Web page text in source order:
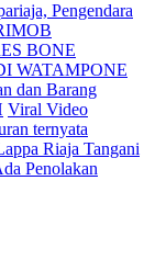
Pengendara
BONE
WATAMPONE
dan Barang
Viral Video
ternyata
Riaja Tangani
Penolakan